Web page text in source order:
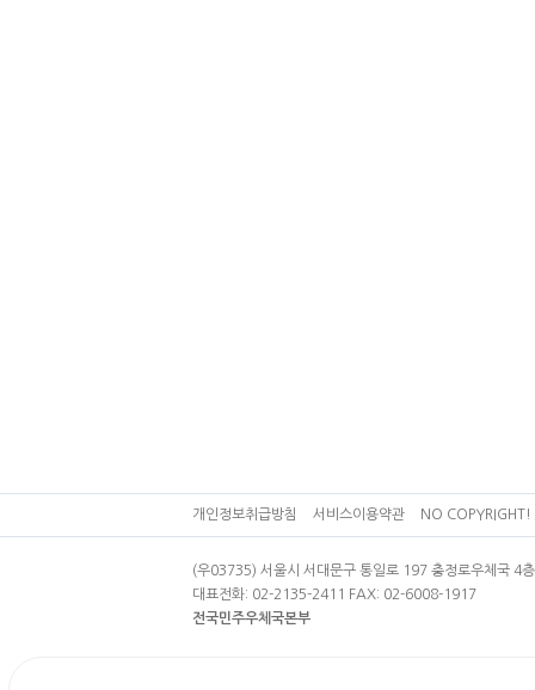
개인정보취급방침 서비스이용약관 NO COPYRIGHT!
(우03735) 서울시 서대문구 통일로 197 충정로우체국 4
대표전화: 02-2135-2411 FAX: 02-6008-1917
전국민주우체국본부